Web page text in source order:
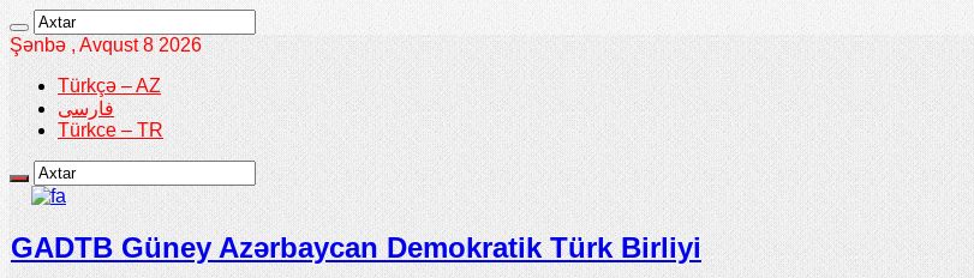
Şənbə , Avqust 8 2026
Türkçə – AZ
فارسی
Türkce – TR
GADTB Güney Azərbaycan Demokratik Türk Birliyi